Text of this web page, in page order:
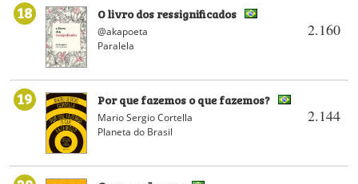
18
2.160
O livro dos ressignificados
@akapoeta
Paralela
19
2.144
Por que fazemos o que fazemos?
Mario Sergio Cortella
Planeta do Brasil